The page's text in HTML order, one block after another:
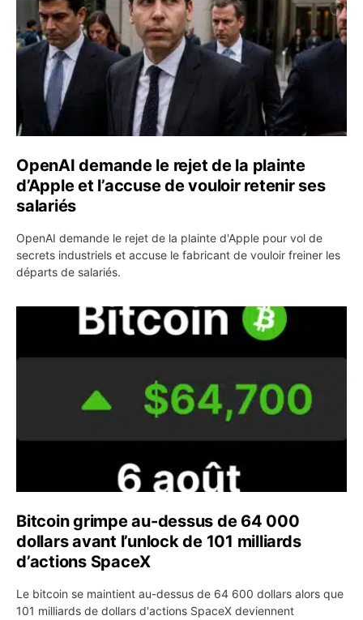
OpenAI demande le rejet de la plainte
d’Apple et l’accuse de vouloir retenir ses
salariés
OpenAI demande le rejet de la plainte d'Apple pour vol de
secrets industriels et accuse le fabricant de vouloir freiner les
départs de salariés.
Bitcoin grimpe au-dessus de 64 000 dollars avant
Bitcoin grimpe au-dessus de 64 000
dollars avant l’unlock de 101 milliards
d’actions SpaceX
Le bitcoin se maintient au-dessus de 64 600 dollars alors que
101 milliards de dollars d'actions SpaceX deviennent